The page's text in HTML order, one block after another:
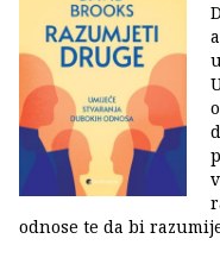
odnose te da bi